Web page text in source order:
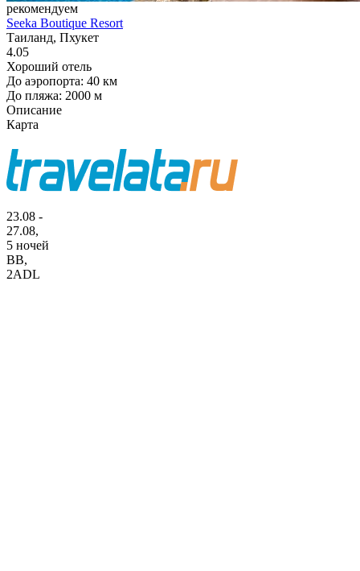
рекомендуем
Seeka Boutique Resort
Таиланд, Пхукет
4.05
Хороший отель
До аэропорта: 40 км
До пляжа: 2000 м
Описание
Карта
23.08 -
27.08,
5 ночей
BB,
2ADL